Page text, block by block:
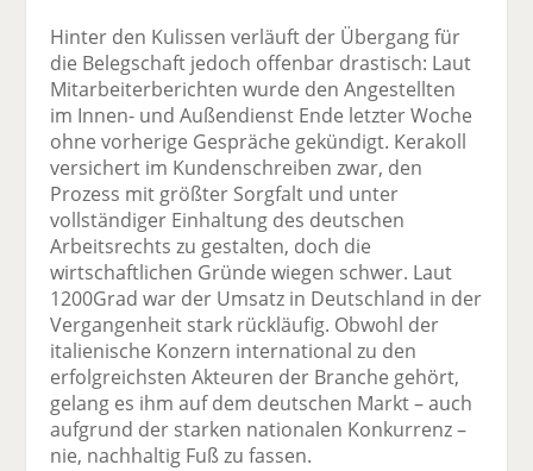
Hinter den Kulissen verläuft der Übergang für
die Belegschaft jedoch offenbar drastisch: Laut
Mitarbeiterberichten wurde den Angestellten
im Innen- und Außendienst Ende letzter Woche
ohne vorherige Gespräche gekündigt. Kerakoll
versichert im Kundenschreiben zwar, den
Prozess mit größter Sorgfalt und unter
vollständiger Einhaltung des deutschen
Arbeitsrechts zu gestalten, doch die
wirtschaftlichen Gründe wiegen schwer. Laut
1200Grad war der Umsatz in Deutschland in der
Vergangenheit stark rückläufig. Obwohl der
italienische Konzern international zu den
erfolgreichsten Akteuren der Branche gehört,
gelang es ihm auf dem deutschen Markt – auch
aufgrund der starken nationalen Konkurrenz –
nie, nachhaltig Fuß zu fassen.